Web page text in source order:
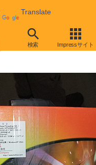
Translate
検索 Impressサイト
10月3日号